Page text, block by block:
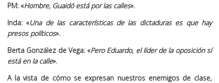
PM: «Hombre, Guaidó está por las calles».
Inda: «Una de las características de las dictaduras es que hay
presos políticos».
Berta González de Vega: «Pero Eduardo, el líder de la oposición sí
está en la calle».
A la vista de cómo se expresan nuestros enemigos de clase,